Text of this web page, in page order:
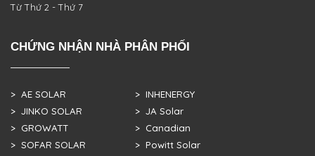
Từ Thứ 2 - Thứ 7
CHỨNG NHẬN NHÀ PHÂN PHỐI
> AE SOLAR
> JINKO SOLAR
> GROWATT
> SOFAR SOLAR
> INHENERGY
> JA Solar
> Canadian
> Powitt Solar